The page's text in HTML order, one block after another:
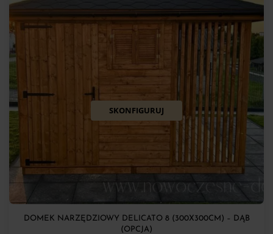
SKONFIGURUJ
DOMEK NARZĘDZIOWY DELICATO 8 (300X300CM) – DĄB
(OPCJA)